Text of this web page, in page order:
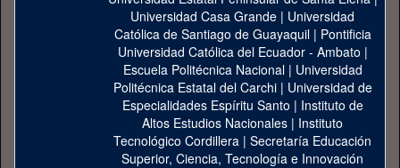
Universidad Casa Grande | Universidad
Católica de Santiago de Guayaquil| Pontificia
Universidad Católica del Ecuador - Ambato |
Escuela Politécnica Nacional| Universidad
Politécnica Estatal del Carchi| Universidad de
Especialidades Espíritu Santo | Instituto de
Altos Estudios Nacionales | Instituto
Tecnológico Cordillera | Secretaría Educación
Superior, Ciencia, Tecnología e Innovación